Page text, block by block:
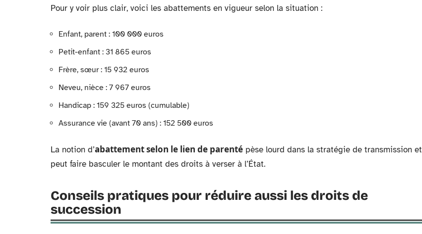
Pour y voir plus clair, voici les abattements en vigueur selon la situation :
Enfant, parent : 100 000 euros
Petit-enfant : 31 865 euros
Frère, sœur : 15 932 euros
Neveu, nièce : 7 967 euros
Handicap : 159 325 euros (cumulable)
Assurance vie (avant 70 ans) : 152 500 euros
La notion d’abattement selon le lien de parenté pèse lourd dans la stratégie de transmission et
peut faire basculer le montant des droits à verser à l’État.
Conseils pratiques pour réduire aussi les droits de
succession